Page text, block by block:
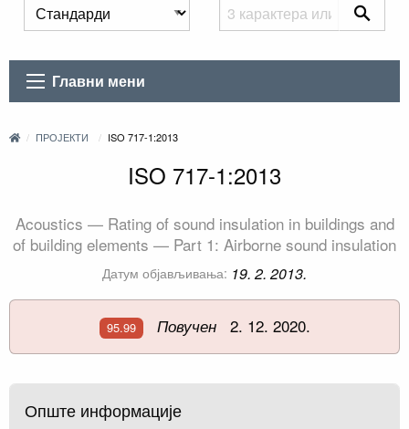
Главни мени
ПРОЈЕКТИ ISO 717-1:2013
ISO 717-1:2013
Acoustics — Rating of sound insulation in buildings and
of building elements — Part 1: Airborne sound insulation
Датум објављивања: 19. 2. 2013.
95.99 Повучен2. 12. 2020.
Опште информације